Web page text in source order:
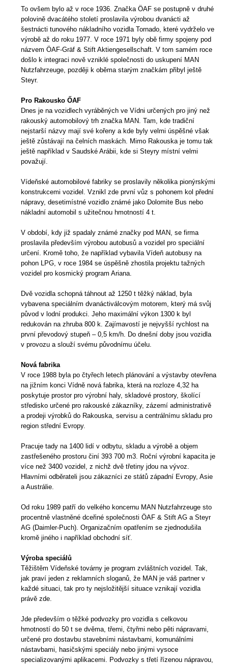
To ovšem bylo až v roce 1936. Značka ÖAF se postupně v druhé
polovině dvacátého století proslavila výrobou dvanácti až
šestnácti tunového nákladního vozidla Tornado, které vydrželo ve
výrobě až do roku 1977. V roce 1971 byly obě firmy spojeny pod
názvem ÖAF-Gräf & Stift Aktiengesellschaft. V tom samém roce
došlo k integraci nově vzniklé společnosti do uskupení MAN
Nutzfahrzeuge, později k oběma starým značkám přibyl ještě
Steyr.
Pro Rakousko ŐAF
Dnes je na vozidlech vyráběných ve Vídni určených pro jiný než
rakouský automobilový trh značka MAN. Tam, kde tradiční
nejstarší názvy mají své kořeny a kde byly velmi úspěšné však
ještě zůstávají na čelních maskách. Mimo Rakouska je tomu tak
ještě například v Saudské Arábii, kde si Steyry místní velmi
považují.
Vídeňské automobilové fabriky se proslavily několika pionýrskými
konstrukcemi vozidel. Vznikl zde první vůz s pohonem kol přední
nápravy, desetimístné vozidlo známé jako Dolomite Bus nebo
nákladní automobil s užitečnou hmotností 4 t.
V období, kdy již spadaly známé značky pod MAN, se firma
proslavila především výrobou autobusů a vozidel pro speciální
určení. Kromě toho, že například vybavila Vídeň autobusy na
pohon LPG, v roce 1984 se úspěšně zhostila projektu tažných
vozidel pro kosmický program Ariana.
Dvě vozidla schopná táhnout až 1250 t těžký náklad, byla
vybavena speciálním dvanáctiválcovým motorem, který má svůj
původ v lodní produkci. Jeho maximální výkon 1300 k byl
redukován na zhruba 800 k. Zajímavostí je nejvyšší rychlost na
první převodový stupeň – 0,5 km/h. Do dnešní doby jsou vozidla
v provozu a slouží svému původnímu účelu.
Nová fabrika
V roce 1988 byla po čtyřech letech plánování a výstavby otevřena
na jižním konci Vídně nová fabrika, která na rozloze 4,32 ha
poskytuje prostor pro výrobní haly, skladové prostory, školící
středisko určené pro rakouské zákazníky, zázemí administrativě
a prodeji výrobků do Rakouska, servisu a centrálnímu skladu pro
region střední Evropy.
Pracuje tady na 1400 lidí v odbytu, skladu a výrobě a objem
zastřešeného prostoru činí 393 700 m3. Roční výrobní kapacita je
více než 3400 vozidel, z nichž dvě třetiny jdou na vývoz.
Hlavními odběrateli jsou zákazníci ze států západní Evropy, Asie
a Austrálie.
Od roku 1989 patří do velkého koncernu MAN Nutzfahrzeuge sto
procentně vlastněné dceřiné společnosti ÖAF & Stift AG a Steyr
AG (Daimler-Puch). Organizačním opatřením se zjednodušila
kromě jiného i například obchodní síť.
Výroba speciálů
Těžištěm Vídeňské továrny je program zvláštních vozidel. Tak,
jak praví jeden z reklamních sloganů, že MAN je váš partner v
každé situaci, tak pro ty nejsložitější situace vznikají vozidla
právě zde.
Jde především o těžké podvozky pro vozidla s celkovou
hmotností do 50 t se dvěma, třemi, čtyřmi nebo pěti nápravami,
určené pro dostavbu stavebními nástavbami, komunálními
nástavbami, hasičskými speciály nebo jinými vysoce
specializovanými aplikacemi. Podvozky s třetí řízenou nápravou,